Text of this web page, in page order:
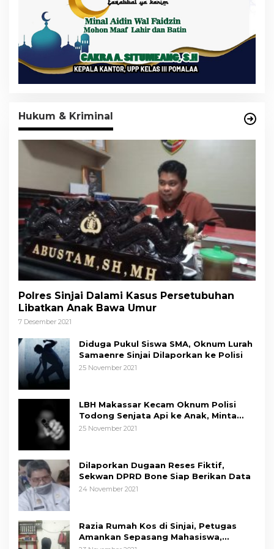
Hukum & Kriminal
Polres Sinjai Dalami Kasus Persetubuhan
Libatkan Anak Bawa Umur
7 Desember 2021
Diduga Pukul Siswa SMA, Oknum Lurah
Samaenre Sinjai Dilaporkan ke Polisi
25 November 2021
LBH Makassar Kecam Oknum Polisi
Todong Senjata Api ke Anak, Minta
Kapolda Sulsel Tindak Tegas
25 November 2021
Dilaporkan Dugaan Reses Fiktif,
Sekwan DPRD Bone Siap Berikan Data
24 November 2021
Razia Rumah Kos di Sinjai, Petugas
Amankan Sepasang Mahasiswa,